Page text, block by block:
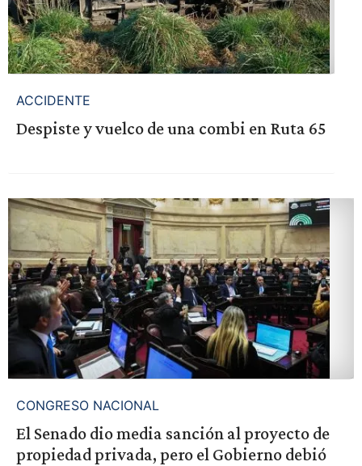
ACCIDENTE
Despiste y vuelco de una combi en Ruta 65
CONGRESO NACIONAL
El Senado dio media sanción al proyecto de
propiedad privada, pero el Gobierno debió